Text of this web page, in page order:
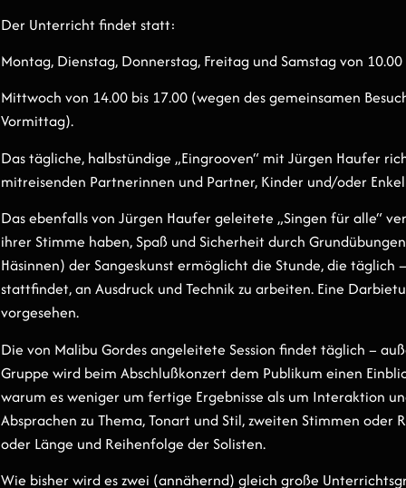
Der Unterricht findet statt:
Montag, Dienstag, Donnerstag, Freitag und Samstag von 10.00
Mittwoch von 14.00 bis 17.00 (wegen des gemeinsamen
Vormittag).
Das tägliche, halbstündige „Eingrooven“ mit Jürgen Haufer
mitreisenden Partnerinnen und Partner, Kinder und/oder
Das ebenfalls von Jürgen Haufer geleitete „Singen für alle“
ihrer Stimme haben, Spaß und Sicherheit durch
Häsinnen) der Sangeskunst ermöglicht die Stunde, die
stattfindet, an Ausdruck und Technik zu arbeiten. Eine
vorgesehen.
Die von Malibu Gordes angeleitete Session findet täglich –
Gruppe wird beim Abschlußkonzert dem Publikum einen
warum es weniger um fertige Ergebnisse als um Interaktion
Absprachen zu Thema, Tonart und Stil, zweiten Stimmen
oder Länge und Reihenfolge der Solisten.
Wie bisher wird es zwei (annähernd) gleich große